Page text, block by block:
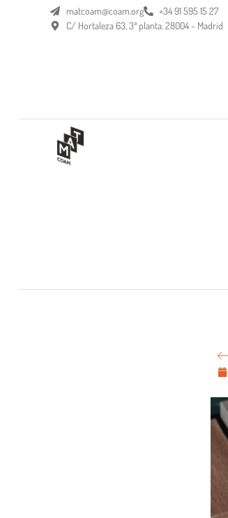
matcoam@coam.org
+34 91 595 15 27
C/ Hortaleza 63, 3ª planta. 28004 - Madrid